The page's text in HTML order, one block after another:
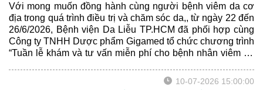
Với mong muốn đồng hành cùng người bệnh viêm da cơ
địa trong quá trình điều trị và chăm sóc da,, từ ngày 22 đến
26/6/2026, Bệnh viện Da Liễu TP.HCM đã phối hợp cùng
Công ty TNHH Dược phẩm Gigamed tổ chức chương trình
“Tuần lễ khám và tư vấn miễn phí cho bệnh nhân viêm da
10-07-2026 15:00:00